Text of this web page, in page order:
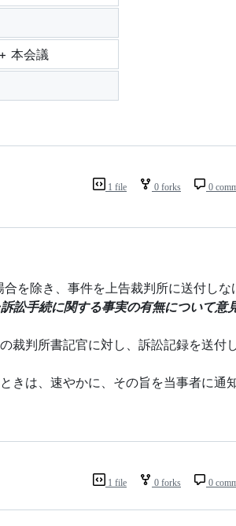
本会議
1 file 0 forks 0
を除き、事件を上告裁判所に送付しな
訟手続に関する事実の有無について意
裁判所書記官に対し、訴訟記録を送付
きは、速やかに、その旨を当事者に通
1 file 0 forks 0